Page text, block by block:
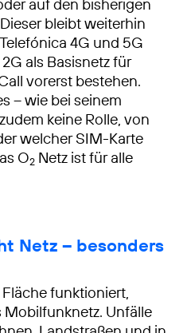
auf den bisherigen
bleibt weiterhin
Telefónica 4G und 5G
als Basisnetz für
vorerst bestehen.
– wie bei seinem
keine Rolle, von
welcher SIM-Karte
O2 Netz ist für alle
Netz – besonders
funktioniert,
Mobilfunknetz. Unfälle